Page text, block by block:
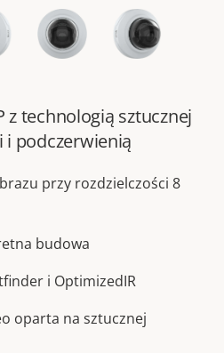
z technologią sztucznej
i podczerwienią
przy rozdzielczości 8
budowa
i OptimizedIR
oparta na sztucznej